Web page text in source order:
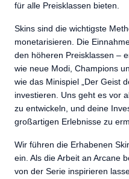
für alle Preisklassen bieten.
Skins sind die wichtigste
monetarisieren. Die
den höheren Preisklassen –
wie neue Modi, Champions
wie das Minispiel „Der Geist
investieren. Uns geht es vor
zu entwickeln, und deine
großartigen Erlebnisse zu
Wir führen die Erhabenen
ein. Als die Arbeit an Arcane
von der Serie inspirieren